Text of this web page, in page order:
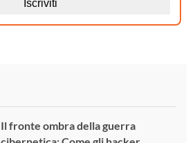
Il fronte ombra della guerra